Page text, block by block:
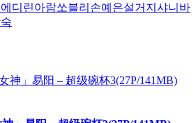
에디린아람쏘블리 손예은설거지 샤니 바